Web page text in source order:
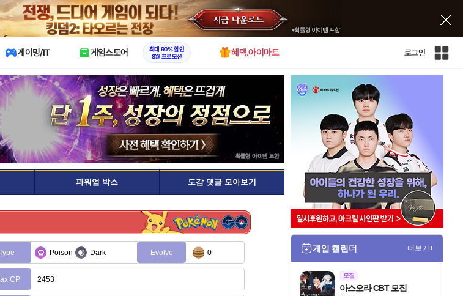
X
게이밍/IT 게임스토어
최대 90% 할인
8월 프로모션
혜택.아이마트 로그인
인
파워업 박스 도감 댓글 모아보기
Poison Dark Evolve 0
CP 2453
게임 캘린더 더보기+
모집
아스오라 CBT 모집